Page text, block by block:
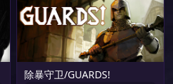
finitive Edition
除暴守卫/GUARDS!